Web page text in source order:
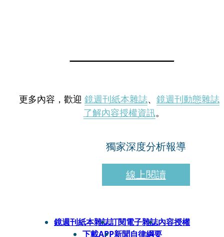
更多內容，歡迎 鏡週刊紙本雜誌、 鏡週刊動態雜誌
了解內容授權資訊。
獨家深度分析報導
線上閱讀
鏡週刊紙本雜誌訂閱電子雜誌內容授權
下載APP新聞自律綱要